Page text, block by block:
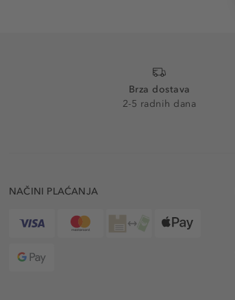
Brza dostava
2-5 radnih dana
NAČINI PLAĆANJA